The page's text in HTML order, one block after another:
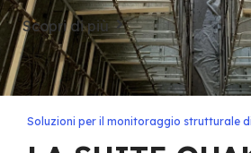
Scopri di più
Soluzioni per il monitoraggio strutturale